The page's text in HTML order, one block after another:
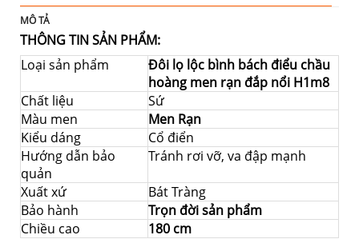
MÔ TẢ
THÔNG TIN SẢN PHẨM:
Loại sản phẩm
Đôi lọ lộc bình bách điểu chầu
hoàng men rạn đắp nổi H1m8
Chất liệu
Sứ
Màu men
Men Rạn
Kiểu dáng
Cổ điển
Hướng dẫn bảo
quản
Tránh rơi vỡ, va đập mạnh
Xuất xứ
Bát Tràng
Bảo hành
Trọn đời sản phẩm
Chiều cao
180 cm